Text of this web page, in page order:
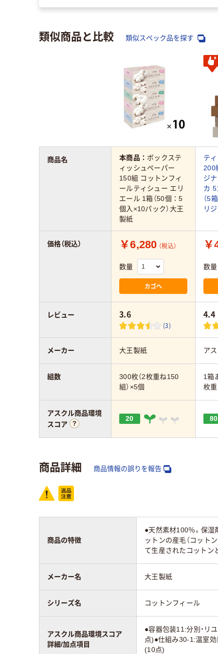
類似商品と比較 類似スペック品を探す
本商品： ボックステ
ィッシュペーパー
150組 コットンフィ
ールティシュー エリ
エール 1箱（50個：5
個入×10パック）大王
製紙
テ
200
ジ
カ
（5
リ
￥6,280 （税込）
数量
カゴへ
￥
数量
3.6
(3)
4.4
大王製紙 ア
300枚（2枚重ね150
組）×5個
1箱
枚重
20 80
商品名
価格（税込）
レビュー
メーカー
組数
アスクル商品環境
スコア
商品詳細 商品情報の誤りを報告
商品の特徴
●天然素材100％。保湿
ットンの産毛（コット
て生産されたコットン
メーカー名 大王製紙
シリーズ名 コットンフィール
アスクル商品環境スコア
詳細/加点項目
●容器包装11:分別・リ
点)●仕組み30-1:温室
(10点)